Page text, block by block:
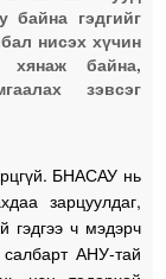
байна гэдгийг
нисэх хүчин
байна,
зэвсэг
БНАСАУ нь
зарцуулдаг,
гэдгээ ч мэдэрч
АНУ-тай